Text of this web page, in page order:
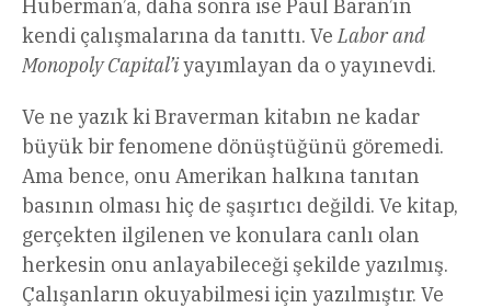
Huberman’a, daha sonra ise Paul Baran’ın
kendi çalışmalarına da tanıttı. VeLabor and
Monopoly Capital’iyayımlayan da o yayınevdi.
Ve ne yazık ki Braverman kitabın ne kadar
büyük bir fenomene dönüştüğünü göremedi.
Ama bence, onu Amerikan halkına tanıtan
basının olması hiç de şaşırtıcı değildi. Ve kitap,
gerçekten ilgilenen ve konulara canlı olan
herkesin onu anlayabileceği şekilde yazılmış.
Çalışanların okuyabilmesi için yazılmıştır. Ve